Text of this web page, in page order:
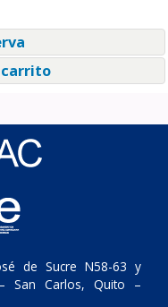
de Sucre N58-63 y
San Carlos, Quito –